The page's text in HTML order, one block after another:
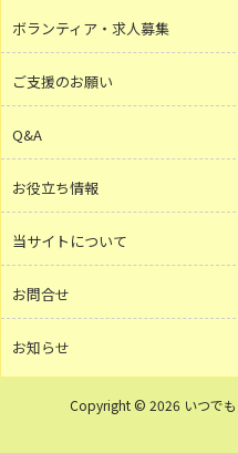
ボランティア・求人募集
ご支援のお願い
Q&A
お役立ち情報
当サイトについて
お問合せ
お知らせ
Copyright © 2026 いつでも